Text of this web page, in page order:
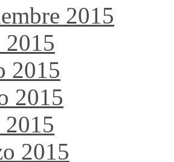
2015
2015
2015
2015